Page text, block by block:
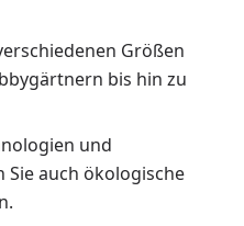
Größen
bis hin zu
und
auch ökologische